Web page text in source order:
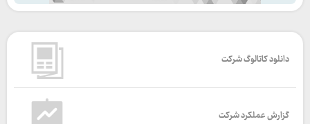
دانلود کاتالوگ شرکت
گزارش عملکرد شرکت